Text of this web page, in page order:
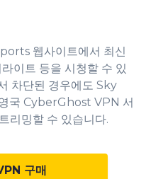
웹사이트에서 최신
이트 등을 시청할 수 있
차단된 경우에도 Sky
국 CyberGhost VPN 서
리밍할 수 있습니다.
구매